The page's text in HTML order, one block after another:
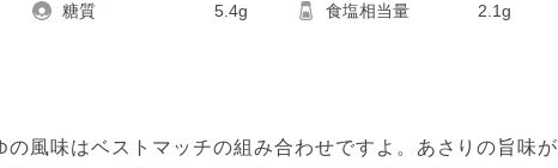
糖質
5.4g 食塩相当量 2.1g
風味はベストマッチの組み合わせですよ。あさりの旨味が